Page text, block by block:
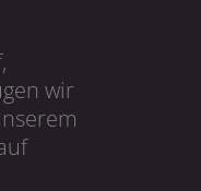
wir